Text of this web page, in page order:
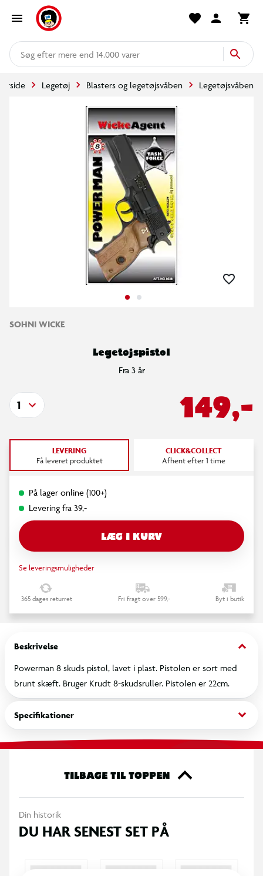
mere end 14.000 varer
Legetøj Blasters og legetøjsvåben Legetøjsvåben
SOHNI WICKE
Legetøjspistol
Fra 3 år
149,-
1
LEVERING
Få leveret produktet
CLICK&COLLECT
Afhent efter 1 time
På lager online (100+)
Levering fra 39,-
LÆG I KURV
Se leveringsmuligheder
365 dages returret Fri fragt over 599,- Byt i butik
Beskrivelse keyboard_arrow_down
Powerman 8 skuds pistol, lavet i plast. Pistolen er sort med
brunt skæft. Bruger Krudt 8-skudsruller. Pistolen er 22cm.
Specifikationer keyboard_arrow_down
TILBAGE TIL TOPPEN
Din historik
DU HAR SENEST SET PÅ